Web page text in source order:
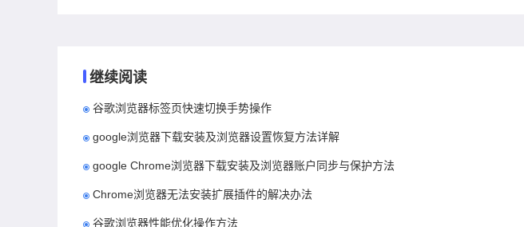
继续阅读
谷歌浏览器标签页快速切换手势操作
google浏览器下载安装及浏览器设置恢复方法详解
google Chrome浏览器下载安装及浏览器账户同步与保护方法
Chrome浏览器无法安装扩展插件的解决办法
谷歌浏览器性能优化操作方法